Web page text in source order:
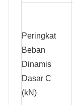
Peringkat
Beban
Dinamis
Dasar C
(kN)